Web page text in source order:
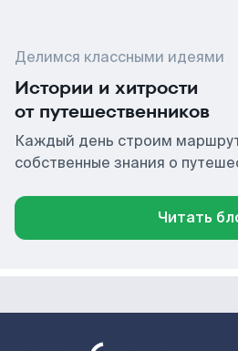
Делимся классными идеями
Истории и хитрости
от путешественников
Каждый день строим
собственные знания о
Читать